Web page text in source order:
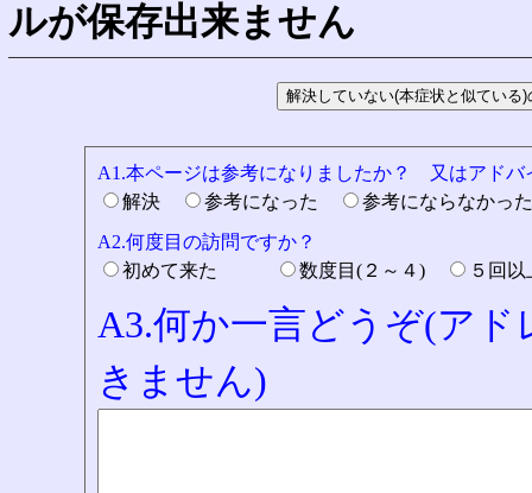
ルが保存出来ません
A1.本ページは参考になりましたか？ 又はアドバ
解決
参考になった
参考にならなか
A2.何度目の訪問ですか？
初めて来た
数度目(２～４) ５回
A3.何か一言どうぞ(ア
きません)